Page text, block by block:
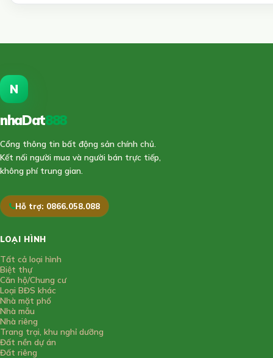
N
nhaDat888
Cổng thông tin bất động sản chính chủ.
Kết nối người mua và người bán trực tiếp,
không phí trung gian.
Hỗ trợ: 0866.058.088
LOẠI HÌNH
Tất cả loại hình
Biệt thự
Căn hộ/Chung cư
Loại BĐS khác
Nhà mặt phố
Nhà mẫu
Nhà riêng
Trang trại, khu nghỉ dưỡng
Đất nền dự án
Đất riêng